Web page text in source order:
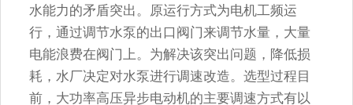
水能力的矛盾突出。原运行方式为电机工频运
行，通过调节水泵的出口阀门来调节水量，大量
电能浪费在阀门上。为解决该突出问题，降低损
耗，水厂决定对水泵进行调速改造。选型过程目
前，大功率高压异步电动机的主要调速方式有以